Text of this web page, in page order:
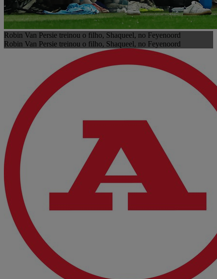
Robin Van Persie treinou o filho, Shaqueel, no Feyenoord
Robin Van Persie treinou o filho, Shaqueel, no Feyenoord